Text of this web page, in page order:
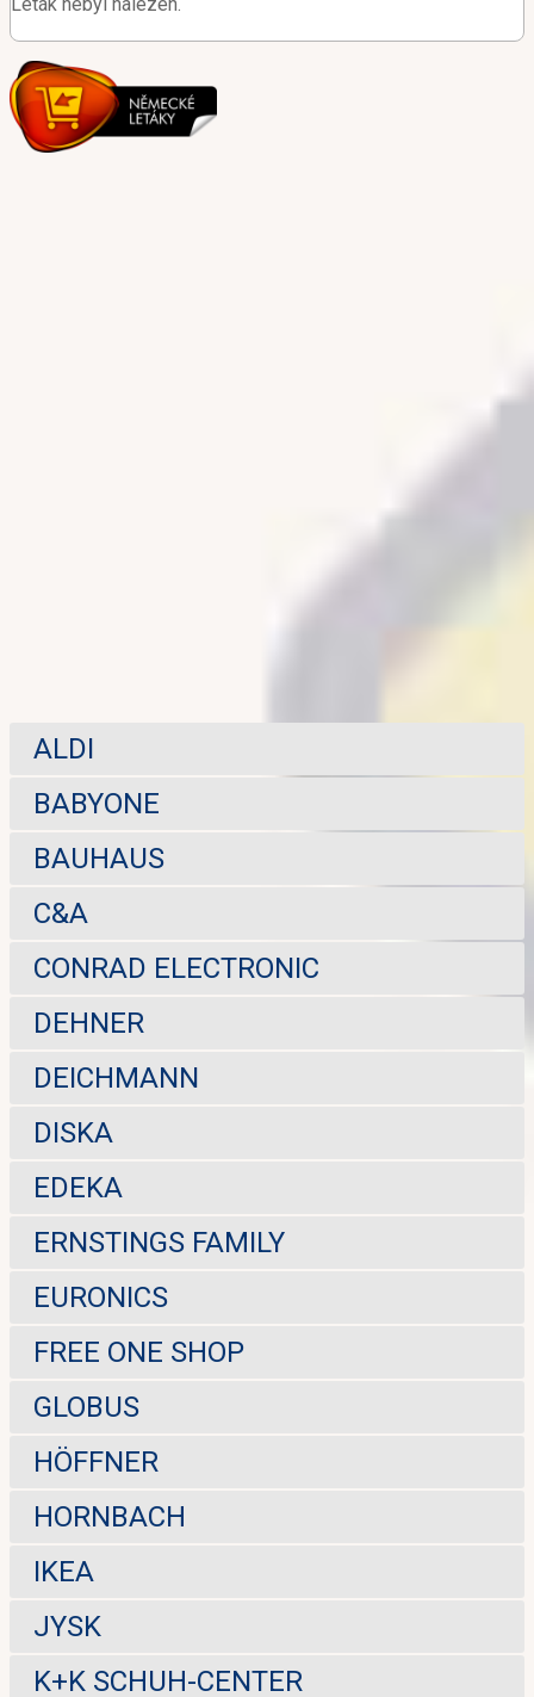
ALDI
BABYONE
BAUHAUS
C&A
CONRAD ELECTRONIC
DEHNER
DEICHMANN
DISKA
EDEKA
ERNSTINGS FAMILY
EURONICS
FREE ONE SHOP
GLOBUS
HÖFFNER
HORNBACH
IKEA
JYSK
K+K SCHUH-CENTER